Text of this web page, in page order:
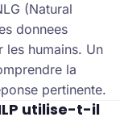
(Natural
donnees
les humains. Un
la
pertinente.
utilise-t-il